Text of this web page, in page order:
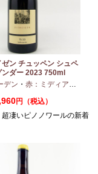
ン チュッペン シュペ
ダー 2023 750ml
デン ・ 赤：ミディアムボディ
円（税込）
超凄いピノノワールの新着